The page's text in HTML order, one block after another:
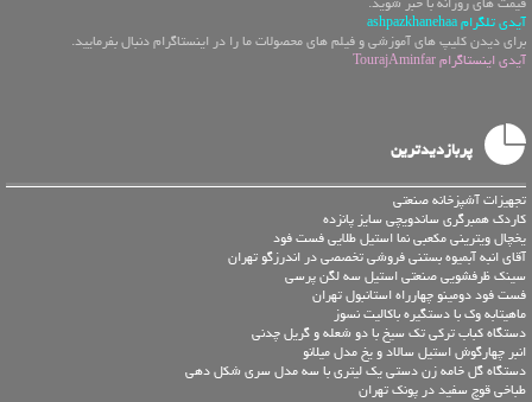
آیدی تلگرام ashpazkhanehaa
برای دیدن کلیپ های آموزشی و فیلم های محصولات ما را در اینستاگرام دنبال بفرمایید.
آیدی اینستاگرام TourajAminfar
پربازدیدترین
تجهیزات آشپزخانه صنعتی
کاردک همبرگری ساندویچی سایز پانزده
یخچال ویترینی مکعبی نما استیل طلایی فست فود
آقای انبه آبمیوه بستنی فروشی تخصصی در اندرزگو تهران
سینک ظرفشویی صنعتی استیل سه لگن پرسی
فست فود دومینو چهارراه استانبول تهران
ماهیتابه وک با دستگیره باکالیت نسوز
دستگاه کباب ترکی تک سیخ با دو شعله و گریل چدنی
انبر چهارگوش استیل سالاد و یخ مدل میلانو
دستگاه گل خامه زن دستی یک لیتری با سه مدل سری شکل دهی
طباخی قوچ سفید در پونک تهران